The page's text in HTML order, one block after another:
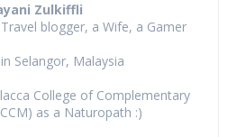
Zulkiffli
blogger, a Wife, a Gamer
Selangor, Malaysia
College of Complementary
as a Naturopath :)